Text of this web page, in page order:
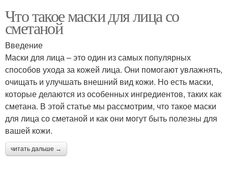
Что такое маски для лица со
сметаной
Введение
Маски для лица – это один из самых популярных
способов ухода за кожей лица. Они помогают увлажнять,
очищать и улучшать внешний вид кожи. Но есть маски,
которые делаются из особенных ингредиентов, таких как
сметана. В этой статье мы рассмотрим, что такое маски
для лица со сметаной и как они могут быть полезны для
вашей кожи.
читать дальше →